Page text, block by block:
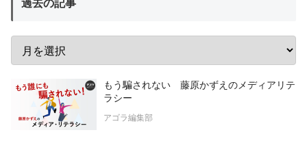
過去の記事
もう騙されない 藤原かずえのメディアリテ
ラシー
アゴラ編集部